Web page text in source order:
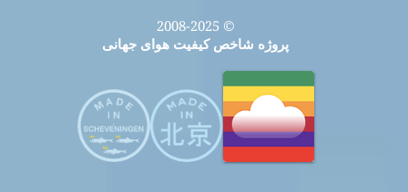
© 2008-2025
پروژه شاخص کیفیت هوای جهانی